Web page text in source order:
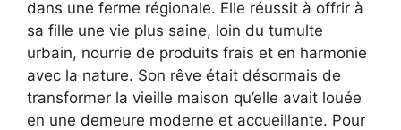
dans une ferme régionale. Elle réussit à offrir à
sa fille une vie plus saine, loin du tumulte
urbain, nourrie de produits frais et en harmonie
avec la nature. Son rêve était désormais de
transformer la vieille maison qu’elle avait louée
en une demeure moderne et accueillante. Pour